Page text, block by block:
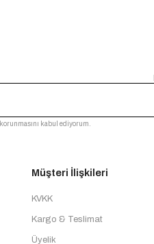
korunmasını kabul ediyorum.
Müşteri İlişkileri
KVKK
Kargo & Teslimat
Üyelik